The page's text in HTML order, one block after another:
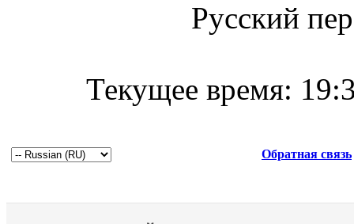
Русский
Текущее время:
Обратная связь